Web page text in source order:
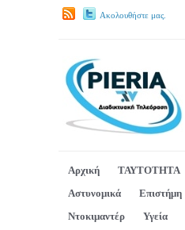
Ακολουθήστε μας.
Αρχική ΤΑΥΤΟΤΗΤΑ
Αστυνομικά
Επιστήμη
Ντοκιμαντέρ
Υγεία